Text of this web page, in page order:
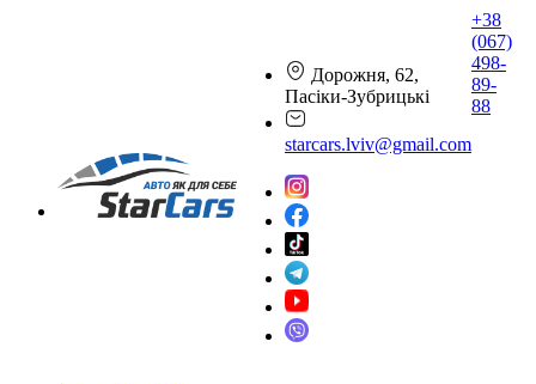
Дорожня, 62,
Пасіки-Зубрицькі
starcars.lviv@gmail.com
+38
(067)
498-
89-
88